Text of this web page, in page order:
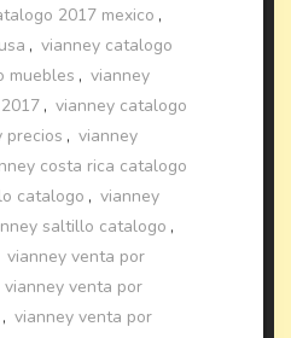
2017 mexico ,
, vianney catalogo
muebles , vianney
, vianney catalogo
precios , vianney
costa rica catalogo
catalogo , vianney
saltillo catalogo ,
vianney venta por
vianney venta por
, vianney venta por